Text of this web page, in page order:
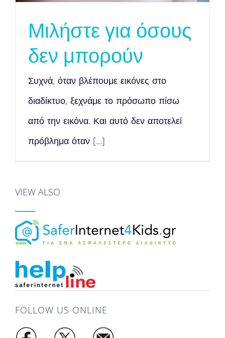
Μιλήστε για όσους
δεν μπορούν
Συχνά, όταν βλέπουμε εικόνες στο
διαδίκτυο, ξεχνάμε το πρόσωπο πίσω
από την εικόνα. Και αυτό δεν αποτελεί
πρόβλημα όταν [...]
VIEW ALSO
FOLLOW US ONLINE